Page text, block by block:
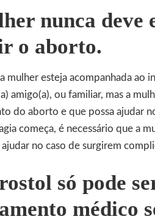
nunca deve
o aborto.
mulher esteja acompanhada ao
amigo(a), ou familiar, mas a
do aborto e que possa ajudar
começa, é necessário que a
no caso de surgirem
só pode
médico